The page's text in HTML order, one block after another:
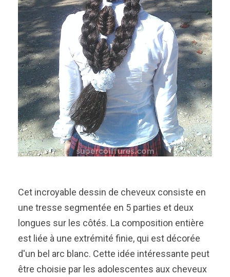
Cet incroyable dessin de cheveux consiste en
une tresse segmentée en 5 parties et deux
longues sur les côtés. La composition entière
est liée à une extrémité finie, qui est décorée
d'un bel arc blanc. Cette idée intéressante peut
être choisie par les adolescentes aux cheveux